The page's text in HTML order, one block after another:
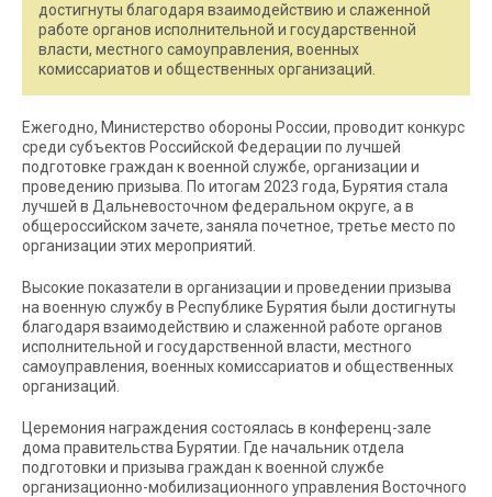
достигнуты благодаря взаимодействию и слаженной
работе органов исполнительной и государственной
власти, местного самоуправления, военных
комиссариатов и общественных организаций.
Ежегодно, Министерство обороны России, проводит конкурс
среди субъектов Российской Федерации по лучшей
подготовке граждан к военной службе, организации и
проведению призыва. По итогам 2023 года, Бурятия стала
лучшей в Дальневосточном федеральном округе, а в
общероссийском зачете, заняла почетное, третье место по
организации этих мероприятий.
Высокие показатели в организации и проведении призыва
на военную службу в Республике Бурятия были достигнуты
благодаря взаимодействию и слаженной работе органов
исполнительной и государственной власти, местного
самоуправления, военных комиссариатов и общественных
организаций.
Церемония награждения состоялась в конференц-зале
дома правительства Бурятии. Где начальник отдела
подготовки и призыва граждан к военной службе
организационно-мобилизационного управления Восточного